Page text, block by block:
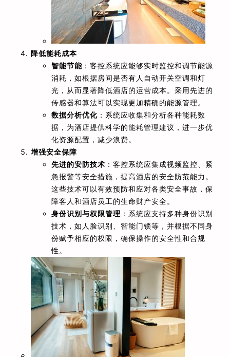
降低能耗成本
智能节能 ：客控系统应能够实时监控和调节能源
消耗，如根据房间是否有人自动开关空调和灯
光，从而显著降低酒店的运营成本。采用先进的
传感器和算法可以实现更加精确的能源管理。
数据分析优化 ：系统应收集和分析各种能耗数
据，为酒店提供科学的能耗管理建议，进一步优
化资源配置，减少浪费。
增强安全保障
先进的安防技术 ：客控系统应集成视频监控、紧
急报警等安全措施，提高酒店的安全防范能力。
这些技术可以有效预防和应对各类安全事故，保
障客人和酒店员工的生命财产安全。
身份识别与权限管理 ：系统应支持多种身份识别
技术，如人脸识别、智能门锁等，并根据不同身
份赋予相应的权限，确保操作的安全性和合规
性。